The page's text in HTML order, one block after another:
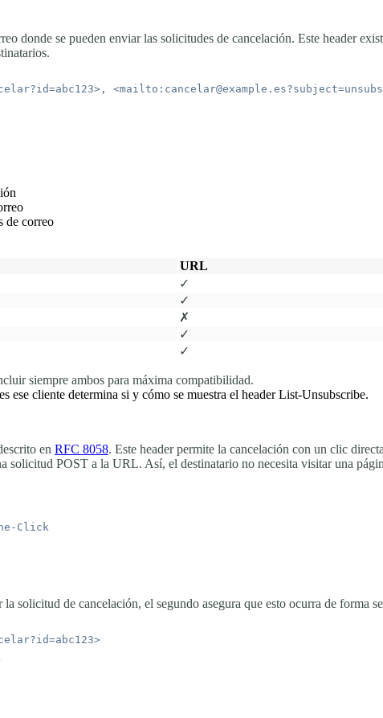
donde se pueden enviar las solicitudes de cancelación. Este header
de correo
URL
✓
✓
✗
✓
✓
siempre ambos para máxima compatibilidad.
ese cliente determina si y cómo se muestra el header List-Unsubscribe.
en RFC 8058. Este header permite la cancelación con un clic
solicitud POST a la URL. Así, el destinatario no necesita visitar una
solicitud de cancelación, el segundo asegura que esto ocurra de forma